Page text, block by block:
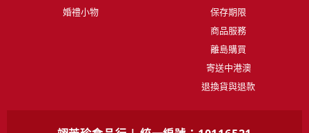
婚禮小物
保存期限
商品服務
離島購買
寄送中港澳
退換貨與退款